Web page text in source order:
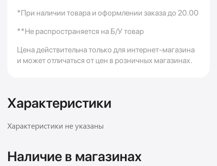
*При наличии товара и оформлении заказа до 20.00
**Не распространяется на Б/У товар
Цена действительна только для интернет-магазина
и может отличаться от цен в розничных магазинах.
Характеристики
Характеристики не указаны
Наличие в магазинах